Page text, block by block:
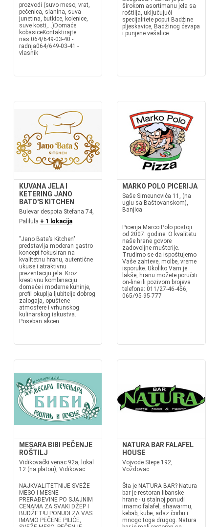
prozvodi (suvo meso, vrat,
pečenica, slanina, suva
junetina, butkice, kolenice,
suve kosti,...)Domaće
kobasiceKontaktirajte
nas:064/649-03-40 -
radnja064/649-03-41 -
vlasnik
širokom asortimanu jela sa
roštilja, uključujući
specijalitete poput Badžine
pljeskavice, Badžinog ćevapa
i punjene vešalice.
KUVANA JELA I
KETERING JANO
BATO'S KITCHEN
Bulevar despota Stefana 74,
Palilula + 1 lokacija
"Jano Bata’s Kitchen"
predstavlja moderan gastro
koncept fokusiran na
kvalitetnu hranu, autentične
ukuse i atraktivnu
prezentaciju jela. Kroz
kreativnu kombinaciju
domaće i moderne kuhinje,
profil okuplja ljubitelje dobrog
zalogaja, opuštene
atmosfere i vrhunskog
kulinarskog iskustva.
Poseban akcen...
MARKO POLO PICERIJA
Saše Simeunovića 11, (na
uglu sa Baštovanskom),
Banjica
Picerija Marco Polo postoji
od 2007. godine. O kvalitetu
naše hrane govore
zadovoljne mušterije.
Trudimo se da ispoštujemo
Vaše zahteve, molbe, vreme
isporuke. Ukoliko Vam je
lakše, hranu možete poručiti
on-line ili pozivom brojeva
telefona: 011/27-46-456,
065/95-95-777
MESARA BIBI PEČENJE
ROŠTILJ
Vidikovački venac 92a, lokal
12 (na platou), Vidikovac
NAJKVALITETNIJE SVEŽE
MESO I MESNE
PRERAĐEVINE PO SJAJNIM
CENAMA ZA SVAKI DŽEP I
BUDŽET!U PONUDI ZA VAS
IMAMO PEČENE PILIĆE,
NATURA BAR FALAFEL
HOUSE
Vojvode Stepe 192,
Voždovac
Šta je NATURA BAR? Natura
bar je restoran libanske
hrane - u stalnoj ponudi
imamo falafel, shawarmu,
kebab, kube, adaz čorbu i
mnogo toga drugog. Natura